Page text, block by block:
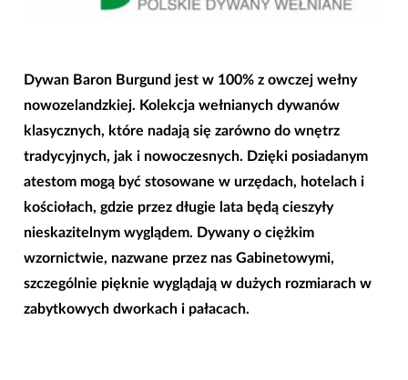
Dywan Baron Burgund jest w 100% z owczej wełny
nowozelandzkiej. Kolekcja wełnianych dywanów
klasycznych, które nadają się zarówno do wnętrz
tradycyjnych, jak i nowoczesnych. Dzięki posiadanym
atestom mogą być stosowane w urzędach, hotelach i
kościołach, gdzie przez długie lata będą cieszyły
nieskazitelnym wyglądem. Dywany o ciężkim
wzornictwie, nazwane przez nas Gabinetowymi,
szczególnie pięknie wyglądają w dużych rozmiarach w
zabytkowych dworkach i pałacach.